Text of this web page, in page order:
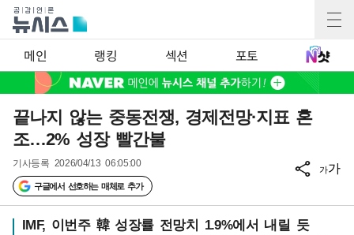
메인 랭킹 섹션 포토
끝나지 않는 중동전쟁, 경제전망·지표 혼
조…2% 성장 빨간불
기사등록 2026/04/13 06:05:00
구글에서 선호하는 매체로 추가
가가
IMF, 이번주 韓 성장률 전망치 1.9%에서 내릴 듯